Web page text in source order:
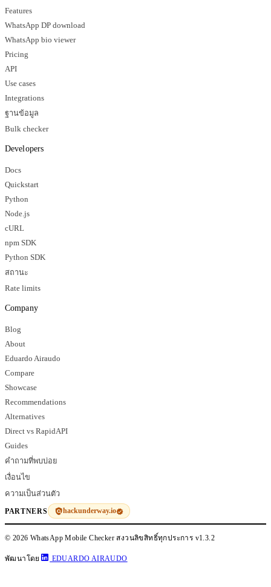
Features
WhatsApp DP download
WhatsApp bio viewer
Pricing
API
Use cases
Integrations
ฐานข้อมูล
Bulk checker
Developers
Docs
Quickstart
Python
Node.js
cURL
npm SDK
Python SDK
สถานะ
Rate limits
Company
Blog
About
Eduardo Airaudo
Compare
Showcase
Recommendations
Alternatives
Direct vs RapidAPI
Guides
คำถามที่พบบ่อย
เงื่อนไข
ความเป็นส่วนตัว
PARTNERS hackunderway.io
© 2026 WhatsApp Mobile Checker สงวนลิขสิทธิ์ทุกประการ v1.3.2
พัฒนาโดย EDUARDO AIRAUDO